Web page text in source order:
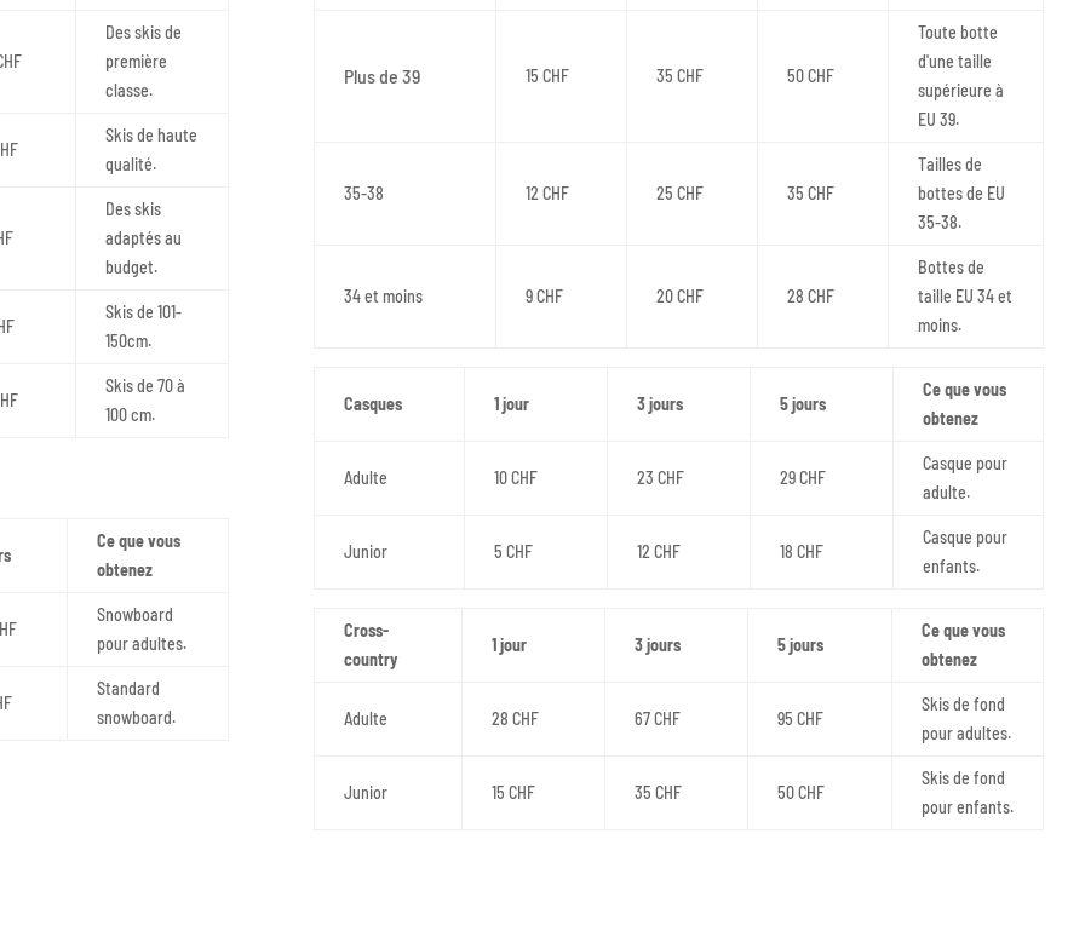
Des skis de
première
classe.
Skis de haute
qualité.
Des skis
adaptés au
budget.
Skis de 101-
150cm.
Skis de 70 à
100 cm.
Ce que vous
obtenez
Snowboard
pour adultes.
Standard
snowboard.
Plus de 39 15 CHF 35 CHF 50 CHF
Toute botte
d'une taille
supérieure à
EU 39.
35-38 12 CHF 25 CHF 35 CHF
Tailles de
bottes de EU
35-38.
34 et moins 9 CHF 20 CHF 28 CHF
Bottes de
taille EU 34 et
moins.
Casques 1 jour 3 jours 5 jours
Ce que vous
obtenez
Adulte 10 CHF 23 CHF 29 CHF
Casque pour
adulte.
Junior 5 CHF 12 CHF 18 CHF
Casque pour
enfants.
Cross-
country
1 jour 3 jours 5 jours
Ce que vous
obtenez
Adulte 28 CHF 67 CHF 95 CHF
Skis de fond
pour adultes.
Junior 15 CHF 35 CHF 50 CHF
Skis de fond
pour enfants.